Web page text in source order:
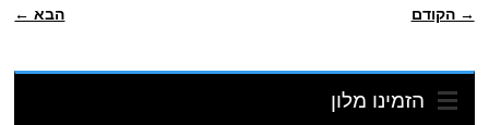
→ הקודם הבא ←
הזמינו מלון